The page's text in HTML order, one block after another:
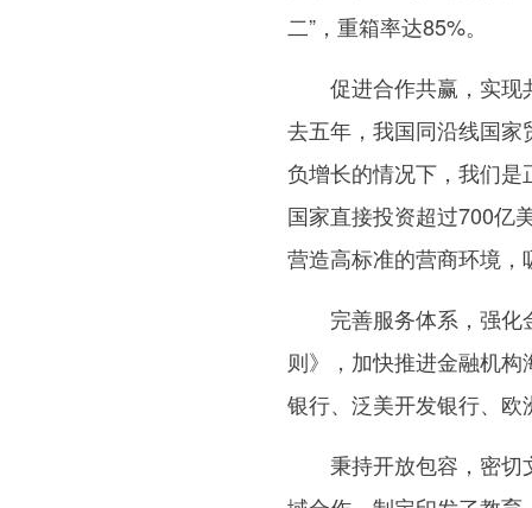
二”，重箱率达85%。
促进合作共赢，实现
去五年，我国同沿线国
负增长的情况下，我们是
国家直接投资超过700亿
营造高标准的营商环境，
完善服务体系，强化
则》，加快推进金融机
银行、泛美开发银行、
秉持开放包容，密切